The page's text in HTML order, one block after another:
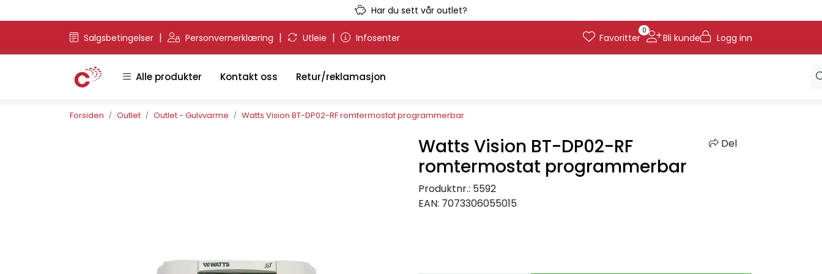
Har du sett vår outlet?
Salgsbetingelser | Personvernerklæring | Utleie | Infosenter
0
Favoritter Bli kunde Logg inn
Alle produkter Kontakt oss Retur/reklamasjon
Forsiden Outlet Outlet - Gulvvarme Watts Vision BT-DP02-RF romtermostat programmerbar
Watts Vision BT-DP02-RF
romtermostat programmerbar
Produktnr.: 5592
EAN: 7073306055015
Del